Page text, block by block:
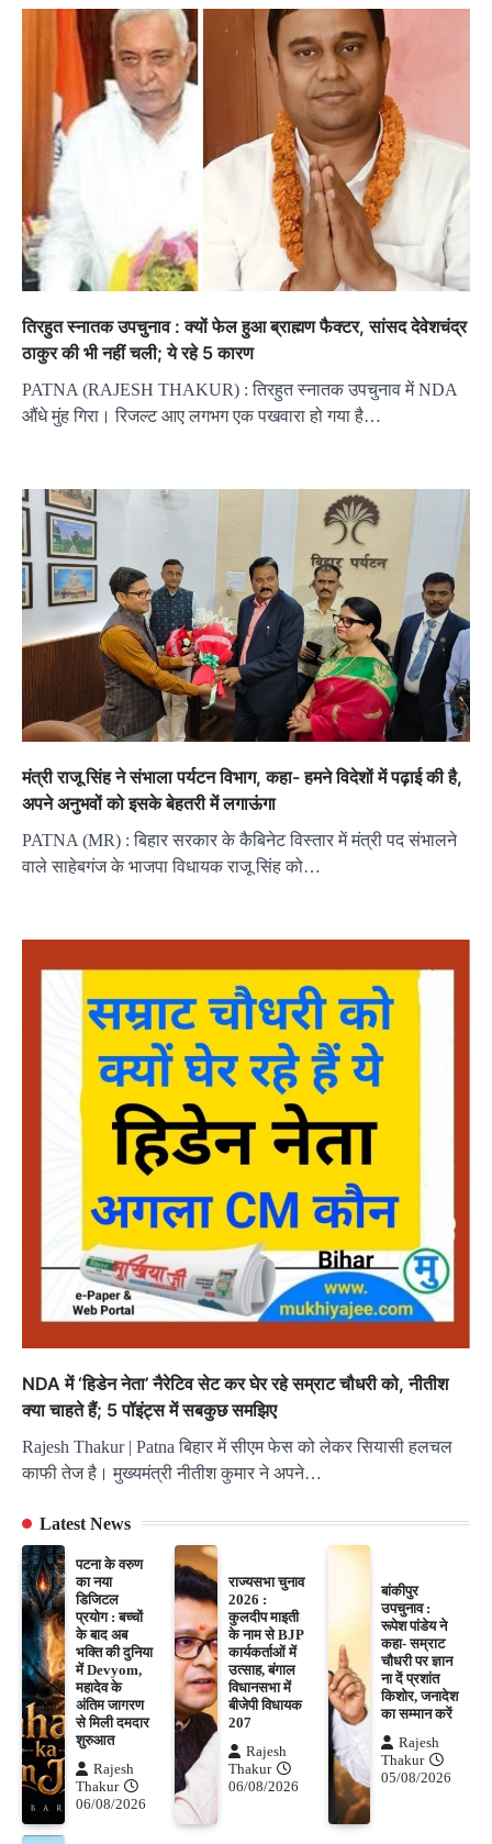
तिरहुत स्नातक उपचुनाव : क्यों फेल हुआ ब्राह्मण फैक्टर, सांसद देवेशचंद्र
ठाकुर की भी नहीं चली; ये रहे 5 कारण
PATNA (RAJESH THAKUR) : तिरहुत स्नातक उपचुनाव में NDA
औंधे मुंह गिरा। रिजल्ट आए लगभग एक पखवारा हो गया है…
मंत्री राजू सिंह ने संभाला पर्यटन विभाग, कहा- हमने विदेशों में पढ़ाई की है,
अपने अनुभवों को इसके बेहतरी में लगाऊंगा
PATNA (MR) : बिहार सरकार के कैबिनेट विस्तार में मंत्री पद संभालने
वाले साहेबगंज के भाजपा विधायक राजू सिंह को…
NDA में ‘हिडेन नेता’ नैरेटिव सेट कर घेर रहे सम्राट चौधरी को, नीतीश
क्या चाहते हैं; 5 पॉइंट्स में सबकुछ समझिए
Rajesh Thakur | Patna बिहार में सीएम फेस को लेकर सियासी हलचल
काफी तेज है। मुख्यमंत्री नीतीश कुमार ने अपने…
Latest News
पटना के वरुण
का नया
डिजिटल
प्रयोग : बच्चों
के बाद अब
भक्ति की दुनिया
में Devyom,
महादेव के
अंतिम जागरण
से मिली दमदार
शुरुआत
Rajesh
Thakur
06/08/2026
राज्यसभा चुनाव
2026 :
कुलदीप माइती
के नाम से BJP
कार्यकर्ताओं में
उत्साह, बंगाल
विधानसभा में
बीजेपी विधायक
207
Rajesh
Thakur
06/08/2026
बांकीपुर
उपचुनाव :
रूपेश पांडेय ने
कहा- सम्राट
चौधरी पर ज्ञान
ना दें प्रशांत
किशोर, जनादेश
का सम्मान करें
Rajesh
Thakur
05/08/2026